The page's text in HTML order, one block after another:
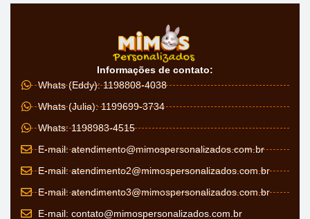
Informações de contato:
Whats (Eddy): 1198808-4038
Whats (Julia): 1199699-3734
Whats: 1198983-4515
E-mail:atendimento@mimospersonalizados.com.br
E-mail:atendimento2@mimospersonalizados.com.br
E-mail:atendimento3@mimospersonalizados.com.br
E-mail: contato@mimospersonalizados.com.br